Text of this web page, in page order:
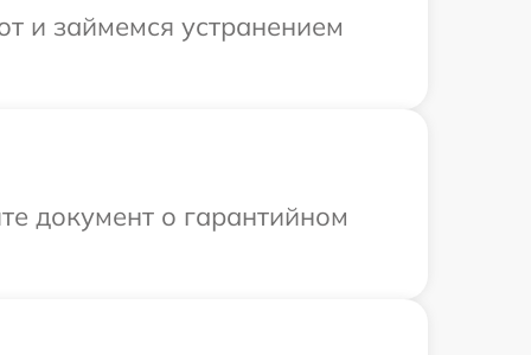
и займемся устранением
документ о гарантийном